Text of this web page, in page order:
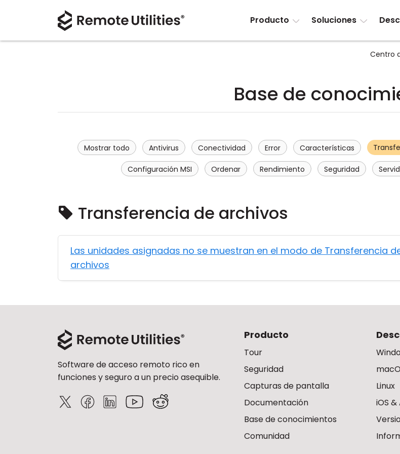
Producto Soluciones
Centro
Base de
Mostrar todo Antivirus Conectividad Error Características
Configuración MSI Ordenar Rendimiento Seguridad
Transferencia de archivos
Las unidades asignadas no se muestran en el modo de Transferencia
archivos
Software de acceso remoto rico en
funciones y seguro a un precio asequible.
Producto
Tour
Seguridad
Capturas de pantalla
Documentación
Base de conocimientos
Comunidad
Linux
iOS